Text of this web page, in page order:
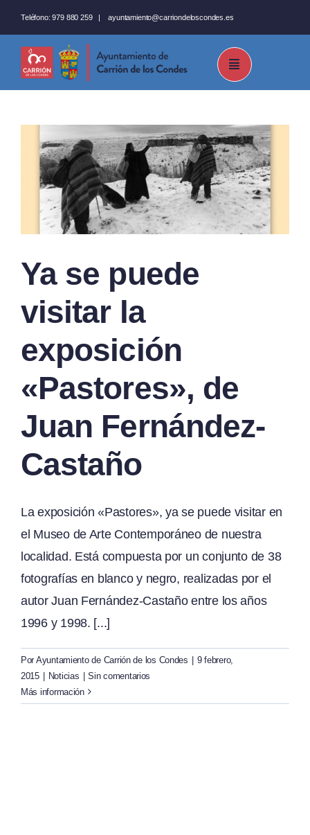
al
contenido
Teléfono: 979 880 259 |ayuntamiento@carriondeloscondes.es
Ya se puede
visitar la
exposición
«Pastores», de
Juan Fernández-
Castaño
La exposición «Pastores», ya se puede visitar en
el Museo de Arte Contemporáneo de nuestra
localidad. Está compuesta por un conjunto de 38
fotografías en blanco y negro, realizadas por el
autor Juan Fernández-Castaño entre los años
1996 y 1998. [...]
Por Ayuntamiento de Carrión de los Condes
9 febrero,
2015
Noticias
Sin comentarios
Más información